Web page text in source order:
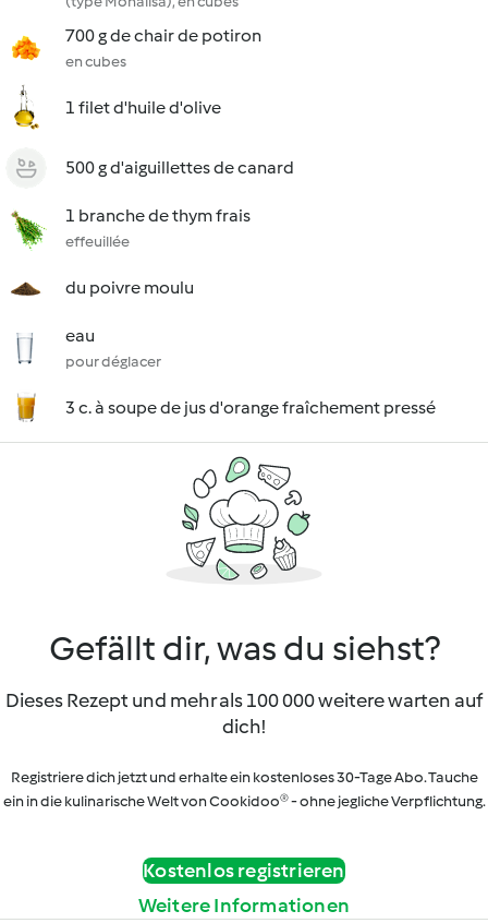
700 g de chair de potiron
en cubes
1 filet d'huile d'olive
500 g d'aiguillettes de canard
1 branche de thym frais
effeuillée
du poivre moulu
eau
pour déglacer
3 c. à soupe de jus d'orange fraîchement pressé
Gefällt dir, was du siehst?
Dieses Rezept und mehr als 100 000 weitere warten auf
dich!
Registriere dich jetzt und erhalte ein kostenloses 30-Tage Abo. Tauche
ein in die kulinarische Welt von Cookidoo® - ohne jegliche Verpflichtung.
Kostenlos registrieren
Weitere Informationen